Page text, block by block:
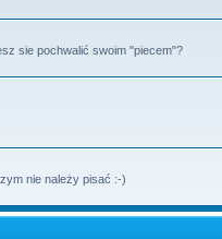
sie pochwalić swoim "piecem"?
nie należy pisać :-)